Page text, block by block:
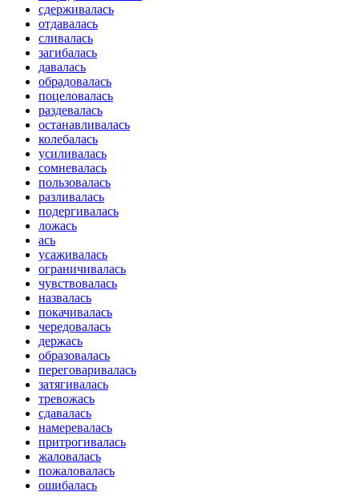
сдерживалась
отдавалась
сливалась
загибалась
давалась
обрадовалась
поцеловалась
раздевалась
останавливалась
колебалась
усиливалась
сомневалась
пользовалась
разливалась
подергивалась
ложась
ась
усаживалась
ограничивалась
чувствовалась
назвалась
покачивалась
чередовалась
держась
образовалась
переговаривалась
затягивалась
тревожась
сдавалась
намеревалась
притрогивалась
жаловалась
пожаловалась
ошибалась